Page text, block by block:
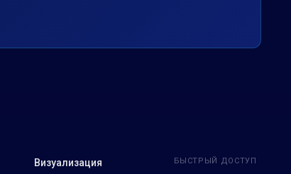
Визуализация БЫСТРЫЙ ДОСТУП